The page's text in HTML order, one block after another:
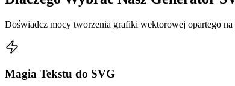
Doświadcz mocy tworzenia grafiki wektorowej opartego
Magia Tekstu do SVG